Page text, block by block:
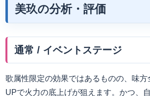
美玖の分析・評価
通常 / イベントステージ
歌属性限定の効果ではあるものの、味
UPで火力の底上げが狙えます。かつ、